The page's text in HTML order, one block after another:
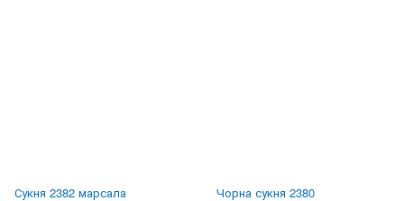
Сукня 2382 марсала Чорна сукня 2380